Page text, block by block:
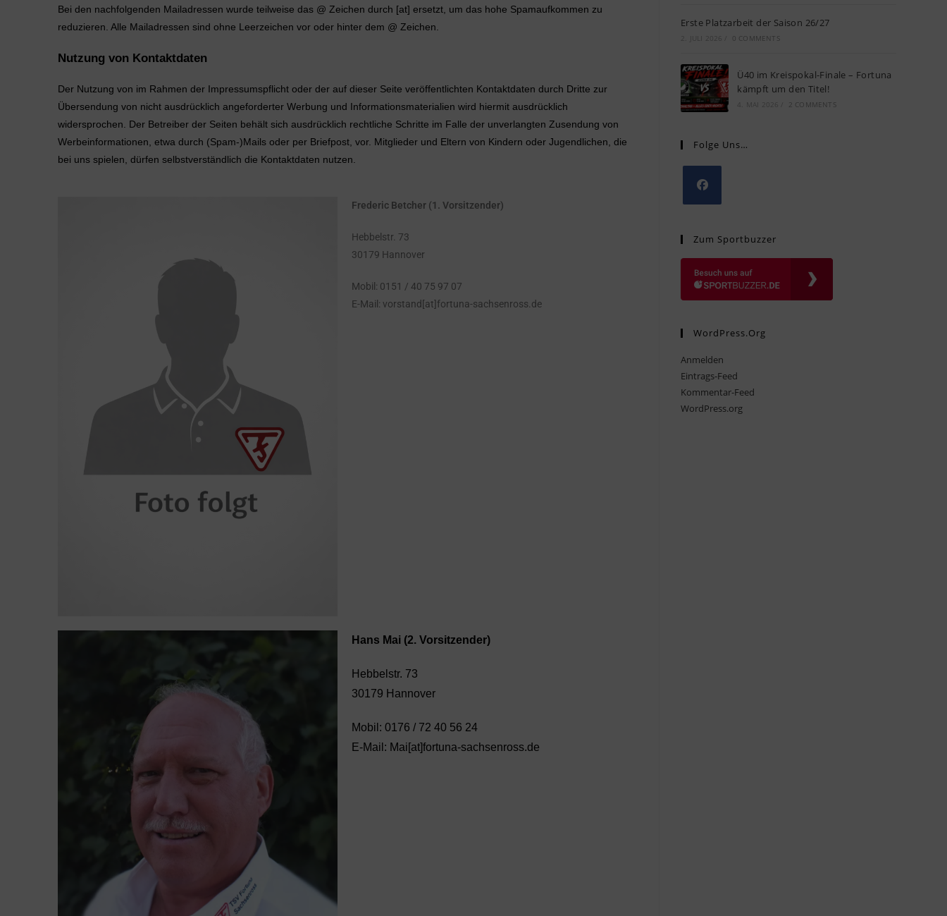
Bei den nachfolgenden Mailadressen wurde teilweise das @ Zeichen durch [at] ersetzt, um das hohe Spamaufkommen zu
reduzieren. Alle Mailadressen sind ohne Leerzeichen vor oder hinter dem @ Zeichen.
Nutzung von Kontaktdaten
Der Nutzung von im Rahmen der Impressumspflicht oder der auf dieser Seite veröffentlichten Kontaktdaten durch Dritte zur
Übersendung von nicht ausdrücklich angeforderter Werbung und Informationsmaterialien wird hiermit ausdrücklich
widersprochen. Der Betreiber der Seiten behält sich ausdrücklich rechtliche Schritte im Falle der unverlangten Zusendung von
Werbeinformationen, etwa durch (Spam-)Mails oder per Briefpost, vor. Mitglieder und Eltern von Kindern oder Jugendlichen, die
bei uns spielen, dürfen selbstverständlich die Kontaktdaten nutzen.
Frederic Betcher (1. Vorsitzender)
Hebbelstr. 73
30179 Hannover
Mobil: 0151 / 40 75 97 07
E-Mail: vorstand[at]fortuna-sachsenross.de
Hans Mai (2. Vorsitzender)
Hebbelstr. 73
30179 Hannover
Mobil: 0176 / 72 40 56 24
E-Mail: Mai[at]fortuna-sachsenross.de
Erste Platzarbeit der Saison 26/27
2. JULI 2026 0 COMMENTS
Ü40 im Kreispokal-Finale – Fortuna
kämpft um den Titel!
4. MAI 2026 2 COMMENTS
Folge Uns…
Zum Sportbuzzer
WordPress.org
Anmelden
Eintrags-Feed
Kommentar-Feed
WordPress.org